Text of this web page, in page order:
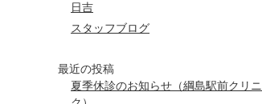
日吉
スタッフブログ
最近の投稿
夏季休診のお知らせ（綱島駅前クリ